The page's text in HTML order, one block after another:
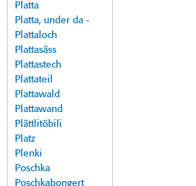
Platta
Platta, under da -
Plattaloch
Plattasäss
Plattastech
Plattateil
Plattawald
Plattawand
Plättlitöbili
Platz
Plenki
Poschka
Poschkabongert